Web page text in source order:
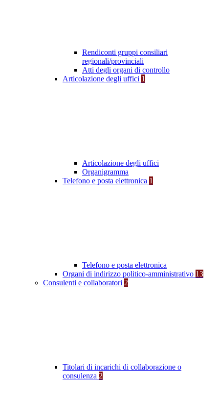
Rendiconti gruppi consiliari
regionali/provinciali
Atti degli organi di controllo
Articolazione degli uffici 1
Articolazione degli uffici
Organigramma
Telefono e posta elettronica 1
Telefono e posta elettronica
Organi di indirizzo politico-amministrativo 13
Consulenti e collaboratori 2
Titolari di incarichi di collaborazione o
consulenza 2